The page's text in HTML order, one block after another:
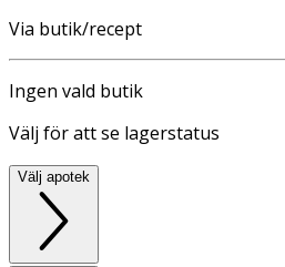
Via butik/recept
Ingen vald butik
Välj för att se lagerstatus
Välj apotek